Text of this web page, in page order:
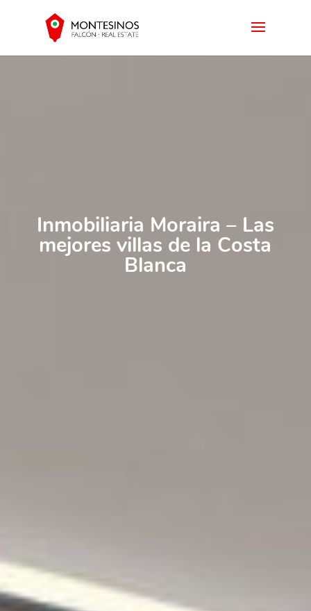
Inmobiliaria Moraira – Las
mejores villas de la Costa
Blanca